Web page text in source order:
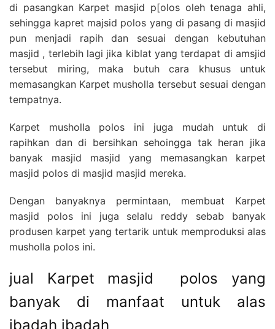
di pasangkan Karpet masjid p[olos oleh tenaga ahli,
sehingga kapret majsid polos yang di pasang di masjid
pun menjadi rapih dan sesuai dengan kebutuhan
masjid , terlebih lagi jika kiblat yang terdapat di amsjid
tersebut miring, maka butuh cara khusus untuk
memasangkan Karpet musholla tersebut sesuai dengan
tempatnya.
Karpet musholla polos ini juga mudah untuk di
rapihkan dan di bersihkan sehoingga tak heran jika
banyak masjid masjid yang memasangkan karpet
masjid polos di masjid masjid mereka.
Dengan banyaknya permintaan, membuat Karpet
masjid polos ini juga selalu reddy sebab banyak
produsen karpet yang tertarik untuk memproduksi alas
musholla polos ini.
jual Karpet masjid polos yang
banyak di manfaat untuk alas
ibadah ibadah